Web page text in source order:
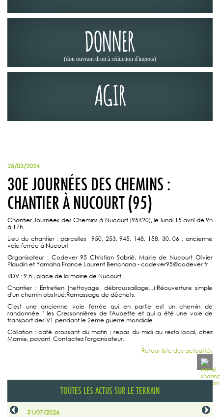
DONNER
(don ouvrant droit à réduction d'impots)
AGIR
25/03/2024
30E JOURNÉES DES CHEMINS :
CHANTIER À NUCOURT (95)
Chantier Journées des Chemins à Nucourt (95420), le lundi 15 avril de 9h
à 17h.
Lieu du chantier : parcelles 950, 253, 945, 148, 158, 30, 06 ; ancienne
voie ferrée à Nucourt
Organisateur : Codever 95 Christian Sabrié, Mairie de Nucourt Olivier
Plaudin et Yamaha France Laurent Benchana - codever95@codever.fr
RDV : 9 h , place de la mairie de Nucourt
Chantier : Entretien (nettoyage, débroussaillage...);Réouverture simple
d'un chemin obstrué;Ramassage de déchets;
C'est une ancienne voie ferrée qui en partie est un chemin de
randonnée " les Cressonnières de l'Aubette et qui a été une voie de
transport des V1 pendant le 2eme guerre mondiale
Collation : café croissant du matin ; repas du midi au resto local, chez
Mamie, payant. Contactez l'organisateur.
Retour liste des actualités
TOUTES LES ACTUS SUR LE TERRAIN
31/07/2026 29/07/